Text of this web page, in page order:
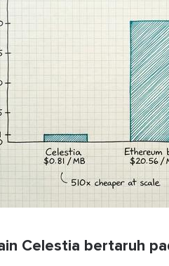
Celestia bertaruh